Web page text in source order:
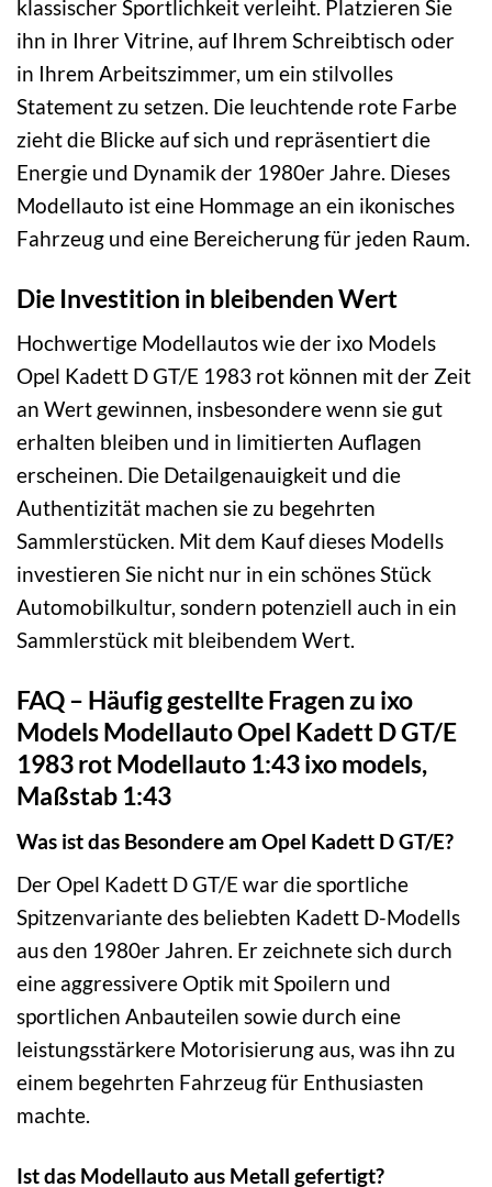
klassischer Sportlichkeit verleiht. Platzieren Sie
ihn in Ihrer Vitrine, auf Ihrem Schreibtisch oder
in Ihrem Arbeitszimmer, um ein stilvolles
Statement zu setzen. Die leuchtende rote Farbe
zieht die Blicke auf sich und repräsentiert die
Energie und Dynamik der 1980er Jahre. Dieses
Modellauto ist eine Hommage an ein ikonisches
Fahrzeug und eine Bereicherung für jeden Raum.
Die Investition in bleibenden Wert
Hochwertige Modellautos wie der ixo Models
Opel Kadett D GT/E 1983 rot können mit der Zeit
an Wert gewinnen, insbesondere wenn sie gut
erhalten bleiben und in limitierten Auflagen
erscheinen. Die Detailgenauigkeit und die
Authentizität machen sie zu begehrten
Sammlerstücken. Mit dem Kauf dieses Modells
investieren Sie nicht nur in ein schönes Stück
Automobilkultur, sondern potenziell auch in ein
Sammlerstück mit bleibendem Wert.
FAQ – Häufig gestellte Fragen zu ixo
Models Modellauto Opel Kadett D GT/E
1983 rot Modellauto 1:43 ixo models,
Maßstab 1:43
Was ist das Besondere am Opel Kadett D GT/E?
Der Opel Kadett D GT/E war die sportliche
Spitzenvariante des beliebten Kadett D-Modells
aus den 1980er Jahren. Er zeichnete sich durch
eine aggressivere Optik mit Spoilern und
sportlichen Anbauteilen sowie durch eine
leistungsstärkere Motorisierung aus, was ihn zu
einem begehrten Fahrzeug für Enthusiasten
machte.
Ist das Modellauto aus Metall gefertigt?